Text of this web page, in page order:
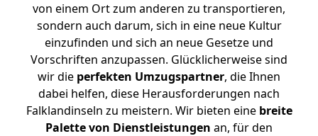
von einem Ort zum anderen zu transportieren,
sondern auch darum, sich in eine neue Kultur
einzufinden und sich an neue Gesetze und
Vorschriften anzupassen. Glücklicherweise sind
wir die perfekten Umzugspartner, die Ihnen
dabei helfen, diese Herausforderungen nach
Falklandinseln zu meistern. Wir bieten eine breite
Palette von Dienstleistungen an, für den